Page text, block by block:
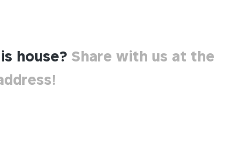
house? Share with us at the